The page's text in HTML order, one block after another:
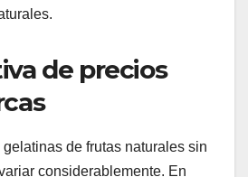
de precios
de frutas naturales sin
considerablemente. En